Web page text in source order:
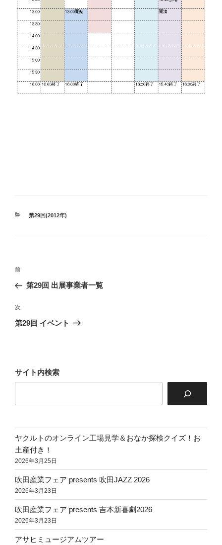
カ
第29回(2012年)
投
ナ
ビ
ゲ
ン
前
の
稿
前
第29回 出展事業者一覧
次
の
次
第29回 イベント
サイト内検索
ヤクルトのオンライン工場見学＆おなか探検クイズ！お
土産付き！
2026年3月25日
吹田産業フェア presents 吹田JAZZ 2026
2026年3月23日
吹田産業フェア presents 吉本新喜劇2026
2026年3月23日
アサヒミュージアムツアー